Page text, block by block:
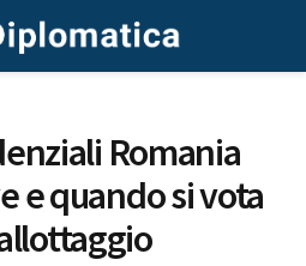
Romania
e quando si vota